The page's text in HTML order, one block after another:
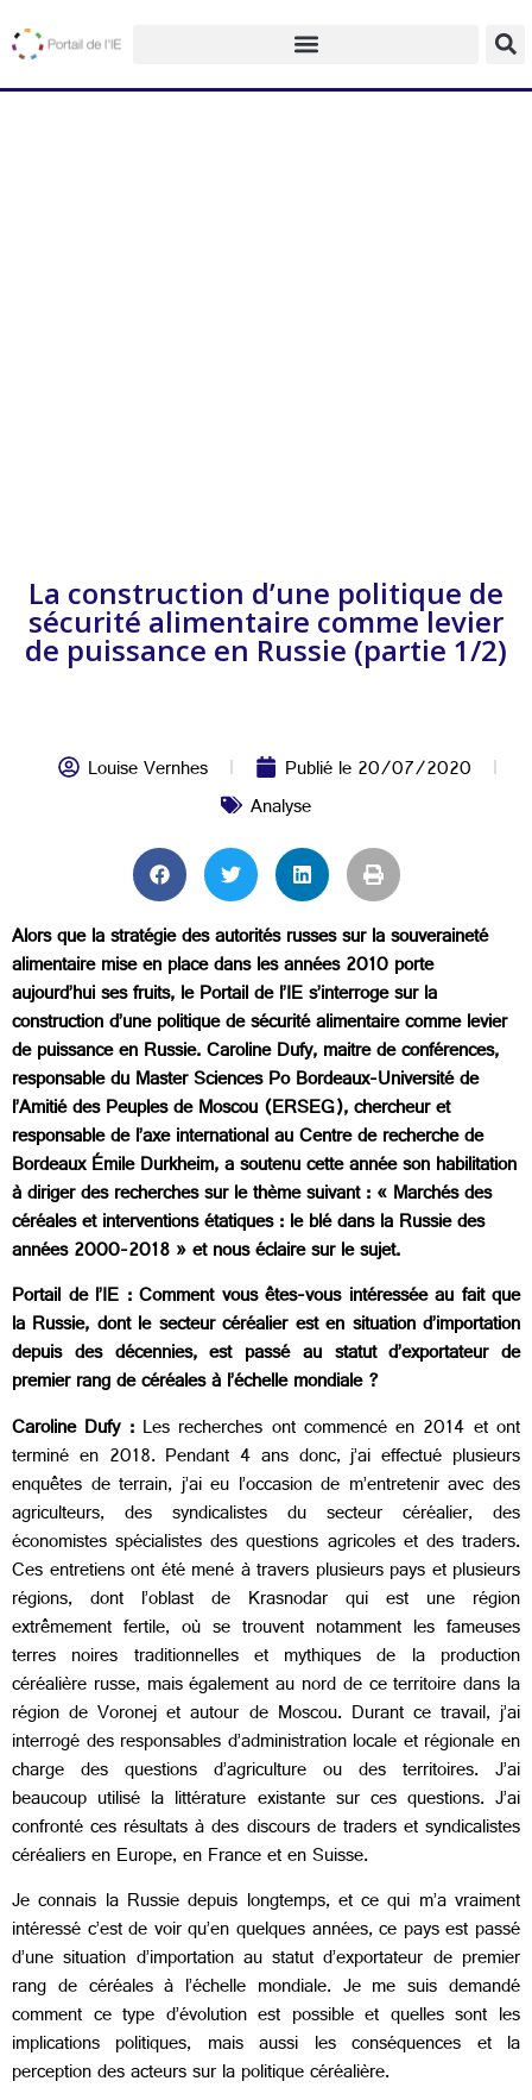
La construction d’une politique de
sécurité alimentaire comme levier
de puissance en Russie (partie 1/2)
Louise Vernhes Publié le20/07/2020
Analyse
Alors que la stratégie des autorités russes sur la souveraineté
alimentaire mise en place dans les années 2010 porte
aujourd’hui ses fruits, le Portail de l’IE s’interroge sur la
construction d’une politique de sécurité alimentaire comme levier
de puissance en Russie. Caroline Dufy, maitre de conférences,
responsable du Master Sciences Po Bordeaux-Université de
l’Amitié des Peuples de Moscou (ERSEG), chercheur et
responsable de l’axe international au Centre de recherche de
Bordeaux Émile Durkheim, a soutenu cette année son habilitation
à diriger des recherches sur le thème suivant : « Marchés des
céréales et interventions étatiques : le blé dans la Russie des
années 2000-2018 » et nous éclaire sur le sujet.
Portail de l’IE :Comment vous êtes-vous intéressée au fait que
la Russie, dont le secteur céréalier est en situation d’importation
depuis des décennies, est passé au statut d’exportateur de
premier rang de céréales à l’échelle mondiale ?
Caroline Dufy : Les recherches ont commencé en 2014 et ont
terminé en 2018. Pendant 4 ans donc, j’ai effectué plusieurs
enquêtes de terrain, j’ai eu l’occasion de m’entretenir avec des
agriculteurs, des syndicalistes du secteur céréalier, des
économistes spécialistes des questions agricoles et des traders.
Ces entretiens ont été mené à travers plusieurs pays et plusieurs
régions, dont l’oblast de Krasnodar qui est une région
extrêmement fertile, où se trouvent notamment les fameuses
terres noires traditionnelles et mythiques de la production
céréalière russe, mais également au nord de ce territoire dans la
région de Voronej et autour de Moscou. Durant ce travail, j’ai
interrogé des responsables d’administration locale et régionale en
charge des questions d’agriculture ou des territoires. J’ai
beaucoup utilisé la littérature existante sur ces questions. J’ai
confronté ces résultats à des discours de traders et syndicalistes
céréaliers en Europe, en France et en Suisse.
Je connais la Russie depuis longtemps, et ce qui m’a vraiment
intéressé c’est de voir qu’en quelques années, ce pays est passé
d’une situation d’importation au statut d’exportateur de premier
rang de céréales à l’échelle mondiale. Je me suis demandé
comment ce type d’évolution est possible et quelles sont les
implications politiques, mais aussi les conséquences et la
perception des acteurs sur la politique céréalière.